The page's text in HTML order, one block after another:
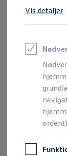
Vis detaljer
Køb og leasing
Book